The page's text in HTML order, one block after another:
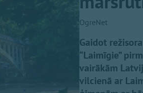
OgreNet
Gaidot
“Laimīgie”
vairākām
vilcienā ar